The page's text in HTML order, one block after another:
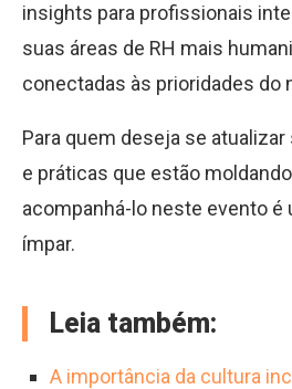
insights para profissionais
suas áreas de RH mais
conectadas às prioridades do
Para quem deseja se
e práticas que estão
acompanhá-lo neste evento é
ímpar.
Leia também:
A importância da cultura